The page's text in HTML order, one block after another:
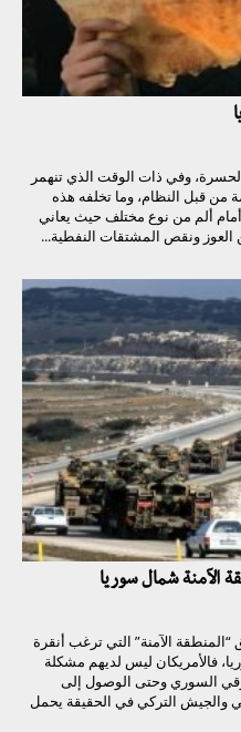
وفي ذات الوقت الذي تنهمر
قبل النظام، وما تخلفه هذه
أمام ألم من نوع مختلف حيث يعاني
ونقص المشتقات النفطية...
الآمنة شمال سوريا
الآمنة” التي ترغب أنقرة
فالأمريكان ليس لديهم مشكلة
السوري وحتى الوصول إلى
والجيش التركي في الحقيقة يحمل